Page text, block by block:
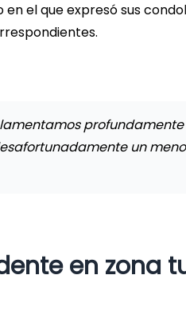
el que expresó sus
lamentamos
un
en zona